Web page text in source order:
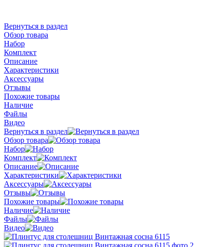
Вернуться в раздел
Обзор товара
Набор
Комплект
Описание
Характеристики
Аксессуары
Отзывы
Похожие товары
Наличие
Файлы
Видео
Вернуться в раздел
Обзор товара
Набор
Комплект
Описание
Характеристики
Аксессуары
Отзывы
Похожие товары
Наличие
Файлы
Видео